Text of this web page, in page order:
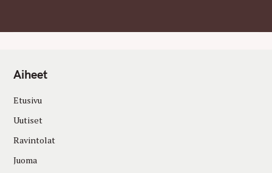
Aiheet
Etusivu
Uutiset
Ravintolat
Juoma